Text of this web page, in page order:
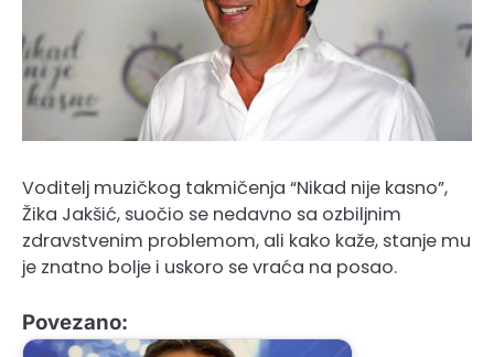
Voditelj muzičkog takmičenja “Nikad nije kasno”,
Žika Jakšić, suočio se nedavno sa ozbiljnim
zdravstvenim problemom, ali kako kaže, stanje mu
je znatno bolje i uskoro se vraća na posao.
Povezano: